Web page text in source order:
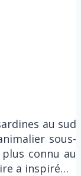
au sud
sous-
connu au
a inspiré…